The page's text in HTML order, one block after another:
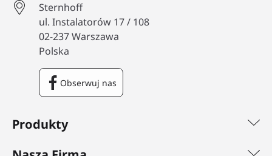
Produkty
Sternhoff
ul. Instalatorów 17 / 108
02-237 Warszawa
Polska
Obserwuj nas
Facebook